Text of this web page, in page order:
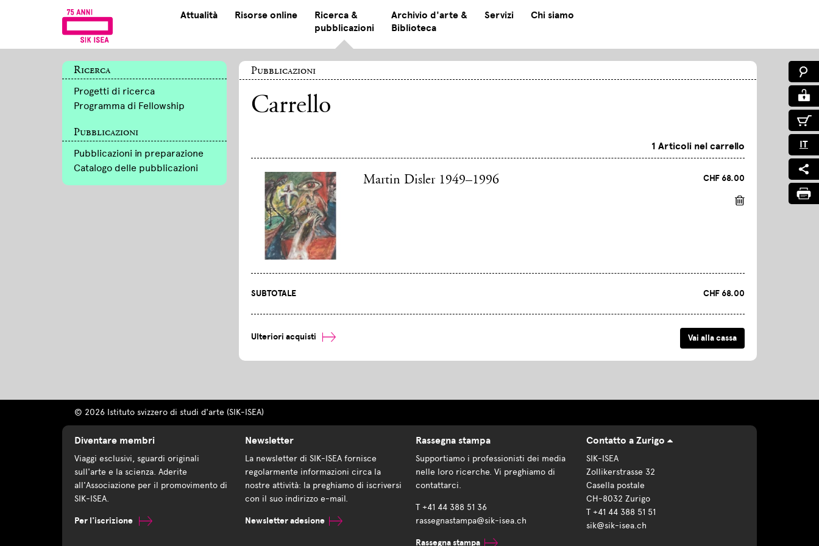
Attualità Risorse online
Ricerca &
pubblicazioni
Archivio d'arte &
Biblioteca
Servizi Chi siamo
IT
Ricerca
Progetti di ricerca
Programma di Fellowship
Pubblicazioni
Pubblicazioni in preparazione
Catalogo delle pubblicazioni
Pubblicazioni
Carrello
1 Articoli nel carrello
Martin Disler 1949–1996 CHF 68.00
SUBTOTALE CHF 68.00
Ulteriori acquisti
© 2026 Istituto svizzero di studi d'arte (SIK-ISEA)
Diventare membri
Viaggi esclusivi, sguardi originali
sull'arte e la scienza. Aderite
all'Associazione per il promovimento di
SIK-ISEA.
Per l'iscrizione
Newsletter
La newsletter di SIK-ISEA fornisce
regolarmente informazioni circa la
nostre attività: la preghiamo di iscriversi
con il suo indirizzo e-mail.
Newsletter adesione
Rassegna stampa
Supportiamo i professionisti dei media
nelle loro ricerche. Vi preghiamo di
contattarci.
T +41 44 388 51 36
rassegnastampa@sik-isea.ch
Rassegna stampa
Contatto a Zurigo
SIK-ISEA
Zollikerstrasse 32
Casella postale
CH-8032 Zurigo
T +41 44 388 51 51
sik@sik-isea.ch